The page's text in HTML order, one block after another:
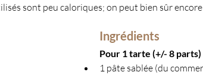
sont peu caloriques; on peut bien sûr
Ingrédients
Pour 1 tarte (+/- 8 parts)
1 pâte sablée (du